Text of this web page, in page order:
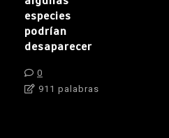
especies
podrían
desaparecer
0
911 palabras